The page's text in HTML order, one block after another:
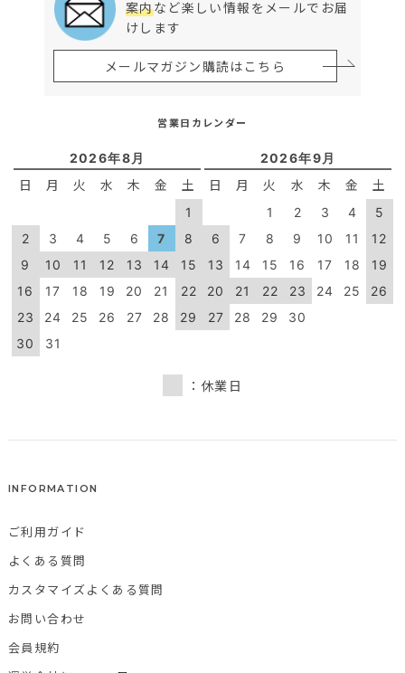
案内など楽しい情報をメールでお届
けします
メールマガジン購読はこちら
営業日カレンダー
2026年8月
日 月 火 水 木 金 土
1
2
3 4 5 6 7
8
9
10 11 12 13 14
15
16
17 18 19 20 21
22
23
24 25 26 27 28
29
30
31
2026年9月
日 月 火 水 木 金 土
1 2 3 4
5
6
7 8 9 10 11
12
13
14 15 16 17 18
19
20
21 22 23 24 25
26
27
28 29 30
：休業日
INFORMATION
ご利用ガイド
よくある質問
カスタマイズよくある質問
お問い合わせ
会員規約